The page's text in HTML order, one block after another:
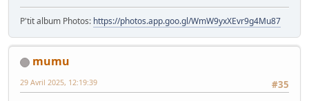
P'tit album Photos: https://photos.app.goo.gl/WmW9yxXEvr9g4Mu87
mumu
#35
29 Avril 2025, 12:19:39